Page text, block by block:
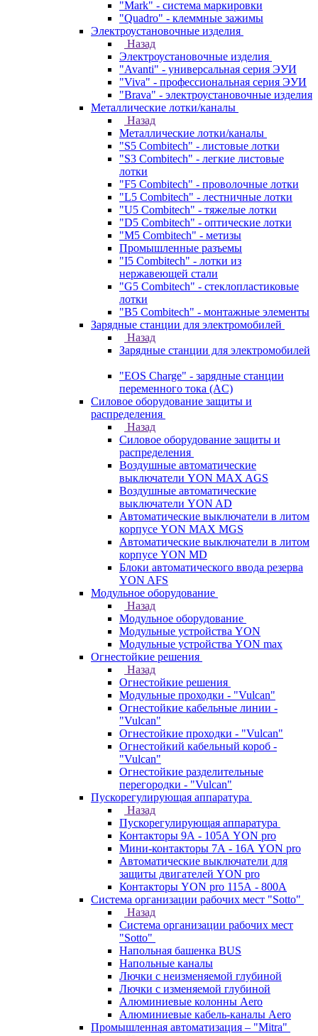
"Mark" - система маркировки
"Quadro" - клеммные зажимы
Электроустановочные изделия
Назад
Электроустановочные изделия
"Avanti" - универсальная серия ЭУИ
"Viva" - профессиональная серия ЭУИ
"Brava" - электроустановочные изделия
Металлические лотки/каналы
Назад
Металлические лотки/каналы
"S5 Combitech" - листовые лотки
"S3 Combitech" - легкие листовые
лотки
"F5 Combitech" - проволочные лотки
"L5 Combitech" - лестничные лотки
"U5 Combitech" - тяжелые лотки
"D5 Combitech" - оптические лотки
"M5 Combitech" - метизы
Промышленные разъемы
"I5 Combitech" - лотки из
нержавеющей стали
"G5 Combitech" - стеклопластиковые
лотки
"B5 Combitech" - монтажные элементы
Зарядные станции для электромобилей
Назад
Зарядные станции для электромобилей
"EOS Charge" - зарядные станции
переменного тока (AC)
Силовое оборудование защиты и
распределения
Назад
Силовое оборудование защиты и
распределения
Воздушные автоматические
выключатели YON MAX AGS
Воздушные автоматические
выключатели YON AD
Автоматические выключатели в литом
корпусе YON MAX MGS
Автоматические выключатели в литом
корпусе YON MD
Блоки автоматического ввода резерва
YON AFS
Модульное оборудование
Назад
Модульное оборудование
Модульные устройства YON
Модульные устройства YON max
Огнестойкие решения
Назад
Огнестойкие решения
Модульные проходки - "Vulcan"
Огнестойкие кабельные линии -
"Vulcan"
Огнестойкие проходки - "Vulcan"
Огнестойкий кабельный короб -
"Vulcan"
Огнестойкие разделительные
перегородки - "Vulcan"
Пускорегулирующая аппаратура
Назад
Пускорегулирующая аппаратура
Контакторы 9А - 105А YON pro
Мини-контакторы 7А - 16А YON pro
Автоматические выключатели для
защиты двигателей YON pro
Контакторы YON pro 115А - 800А
Система организации рабочих мест "Sotto"
Назад
Система организации рабочих мест
"Sotto"
Напольная башенка BUS
Напольные каналы
Лючки с неизменяемой глубиной
Лючки с изменяемой глубиной
Алюминиевые колонны Aero
Алюминиевые кабель-каналы Aero
Промышленная автоматизация – "Mitra"